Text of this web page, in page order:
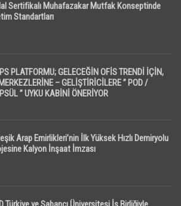
Sertifikalı Muhafazakar Mutfak Konseptinde
Standartları
PLATFORMU; GELECEĞİN OFİS TRENDİ İÇİN,
– GELİŞTİRİCİLERE ” POD /
” UYKU KABİNİ ÖNERİYOR
Arap Emirlikleri’nin İlk Yüksek Hızlı Demiryolu
Kalyon İnşaat İmzası